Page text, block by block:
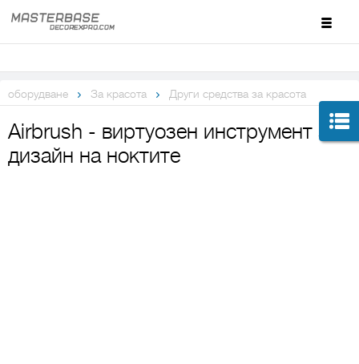
оборудване За красота Други средства за красота
Airbrush - виртуозен инструмент за
дизайн на ноктите